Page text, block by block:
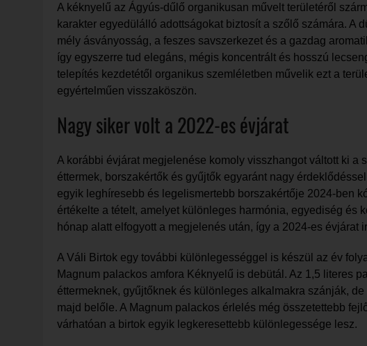
A kéknyelű az Ágyús-dűlő organikusan művelt területéről
karakter egyedülálló adottságokat biztosít a szőlő számára. A
mély ásványosság, a feszes savszerkezet és a gazdag
így egyszerre tud elegáns, mégis koncentrált és hosszú
telepítés kezdetétől organikus szemléletben művelik ezt a
egyértelműen visszaköszön.
Nagy siker volt a 2022-es évjárat
A korábbi évjárat megjelenése komoly visszhangot váltott ki a
éttermek, borszakértők és gyűjtők egyaránt nagy
egyik leghíresebb és legelismertebb borszakértője 2024-ben
értékelte a tételt, amelyet különleges harmónia, egyediség és
hónap alatt elfogyott a megjelenés után, így a 2024-es évjárat
A Váli Birtok egy további különlegességgel is készül az év
Magnum palackos amfora Kéknyelű is debütál. Az 1,5 literes
éttermeknek, gyűjtőknek és különleges alkalmakra szánják,
majd belőle. A Magnum palackos érlelés még összetettebb
várhatóan a birtok egyik legkeresettebb különlegessége lesz.